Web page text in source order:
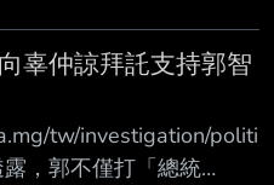
辜仲諒拜託支持郭智
tw/investigation/politi
，郭不僅打「總統